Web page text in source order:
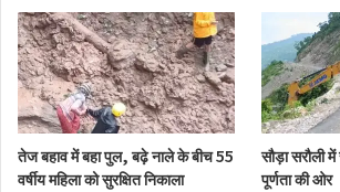
तेज बहाव में बहा पुल, बढ़े नाले के बीच 55
वर्षीय महिला को सुरक्षित निकाला
सौड़ा सरौली में
पूर्णता की ओर